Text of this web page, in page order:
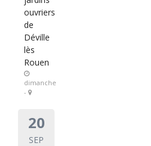
ouvriers
de
Déville
lès
Rouen
dimanche
-
20
SEP